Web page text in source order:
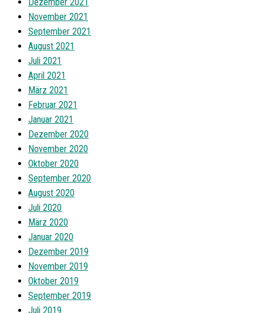
November 2021
September 2021
August 2021
Juli 2021
April 2021
März 2021
Februar 2021
Januar 2021
Dezember 2020
November 2020
Oktober 2020
September 2020
August 2020
Juli 2020
März 2020
Januar 2020
Dezember 2019
November 2019
Oktober 2019
September 2019
Juli 2019